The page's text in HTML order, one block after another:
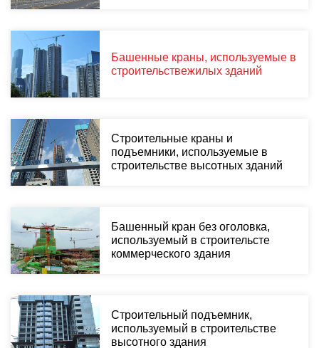
Башенные краны, используемые в
строительствежилых зданий
Строительные краны и
подъемники, используемые в
строительстве высотных зданий
Башенный кран без оголовка,
используемый в строительсте
коммерческого здания
Строительный подъемник,
используемый в строительстве
высотного здания